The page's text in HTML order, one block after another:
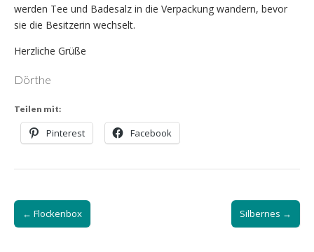
werden Tee und Badesalz in die Verpackung wandern, bevor
sie die Besitzerin wechselt.
Herzliche Grüße
Dörthe
Teilen mit:
Pinterest Facebook
Post
navigation
← Flockenbox Silbernes →